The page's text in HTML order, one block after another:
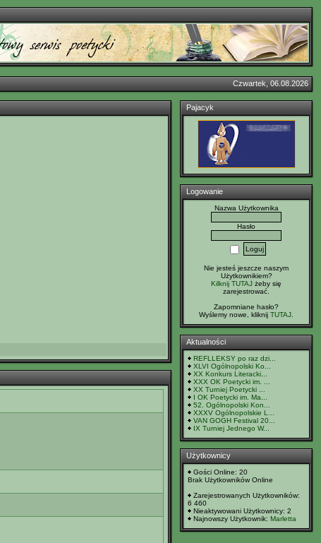
Czwartek, 06.08.2026
Pajacyk
Logowanie
Nazwa Użytkownika
Hasło
Nie jesteś jeszcze naszym
Użytkownikiem?
Kilknij TUTAJ żeby się
zarejestrować.
Zapomniane hasło?
Wyślemy nowe, kliknij TUTAJ
Aktualności
REFLLEKSY po raz dzi...
XLVI Ogólnopolski Ko...
XX Konkurs Literacki...
XXX OK Poetycki im. ...
XX Turniej Poetycki ...
I OK Poetycki im. Ma...
52. Ogólnopolski Kon...
XXXV Ogólnopolskie L...
VAN GOGH Festival 20...
IX Turniej Jednego W...
Użytkownicy
Gości Online: 20
Brak Użytkowników Online
Zarejestrowanych Użytkowników:
6 460
Nieaktywowani Użytkownicy: 2
Najnowszy Użytkownik: Marletta